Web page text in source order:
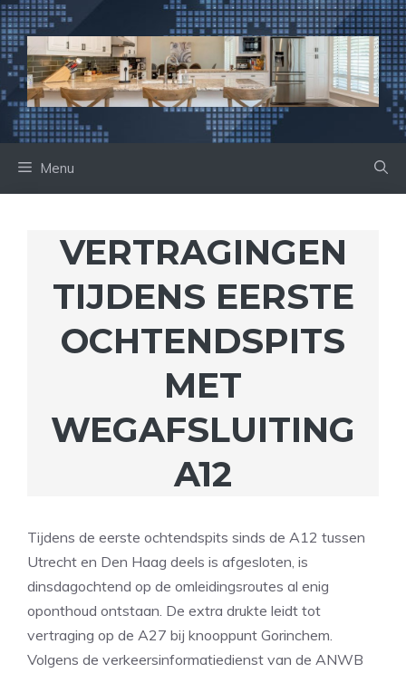
Ga
naar
de
inhoud
Menu
VERTRAGINGEN
TIJDENS EERSTE
OCHTENDSPITS
MET
WEGAFSLUITING
A12
Tijdens de eerste ochtendspits sinds de A12 tussen
Utrecht en Den Haag deels is afgesloten, is
dinsdagochtend op de omleidingsroutes al enig
oponthoud ontstaan. De extra drukte leidt tot
vertraging op de A27 bij knooppunt Gorinchem.
Volgens de verkeersinformatiedienst van de ANWB